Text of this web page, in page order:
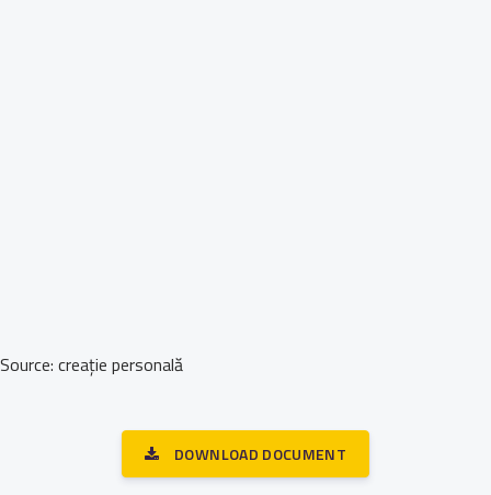
Source: creație personală
DOWNLOAD DOCUMENT